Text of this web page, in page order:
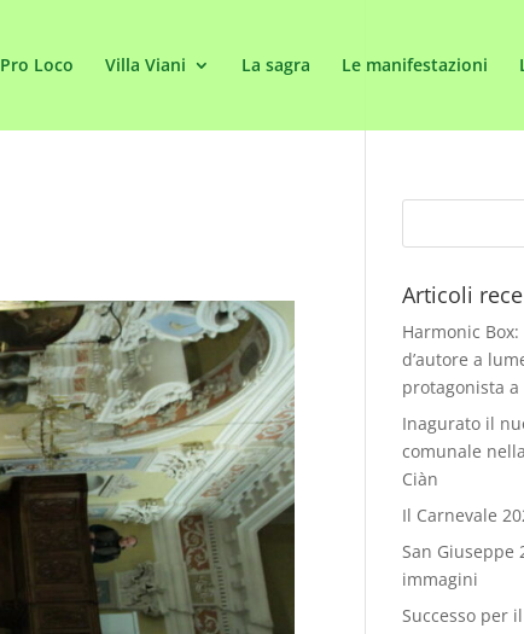
Pro Loco Villa Viani La sagra Le manifestazioni
Articoli
Harmonic
d’autore a
protagonista a
Inagurato il
comunale
Ciàn
Il Carnevale
San Giuseppe
immagini
Successo per